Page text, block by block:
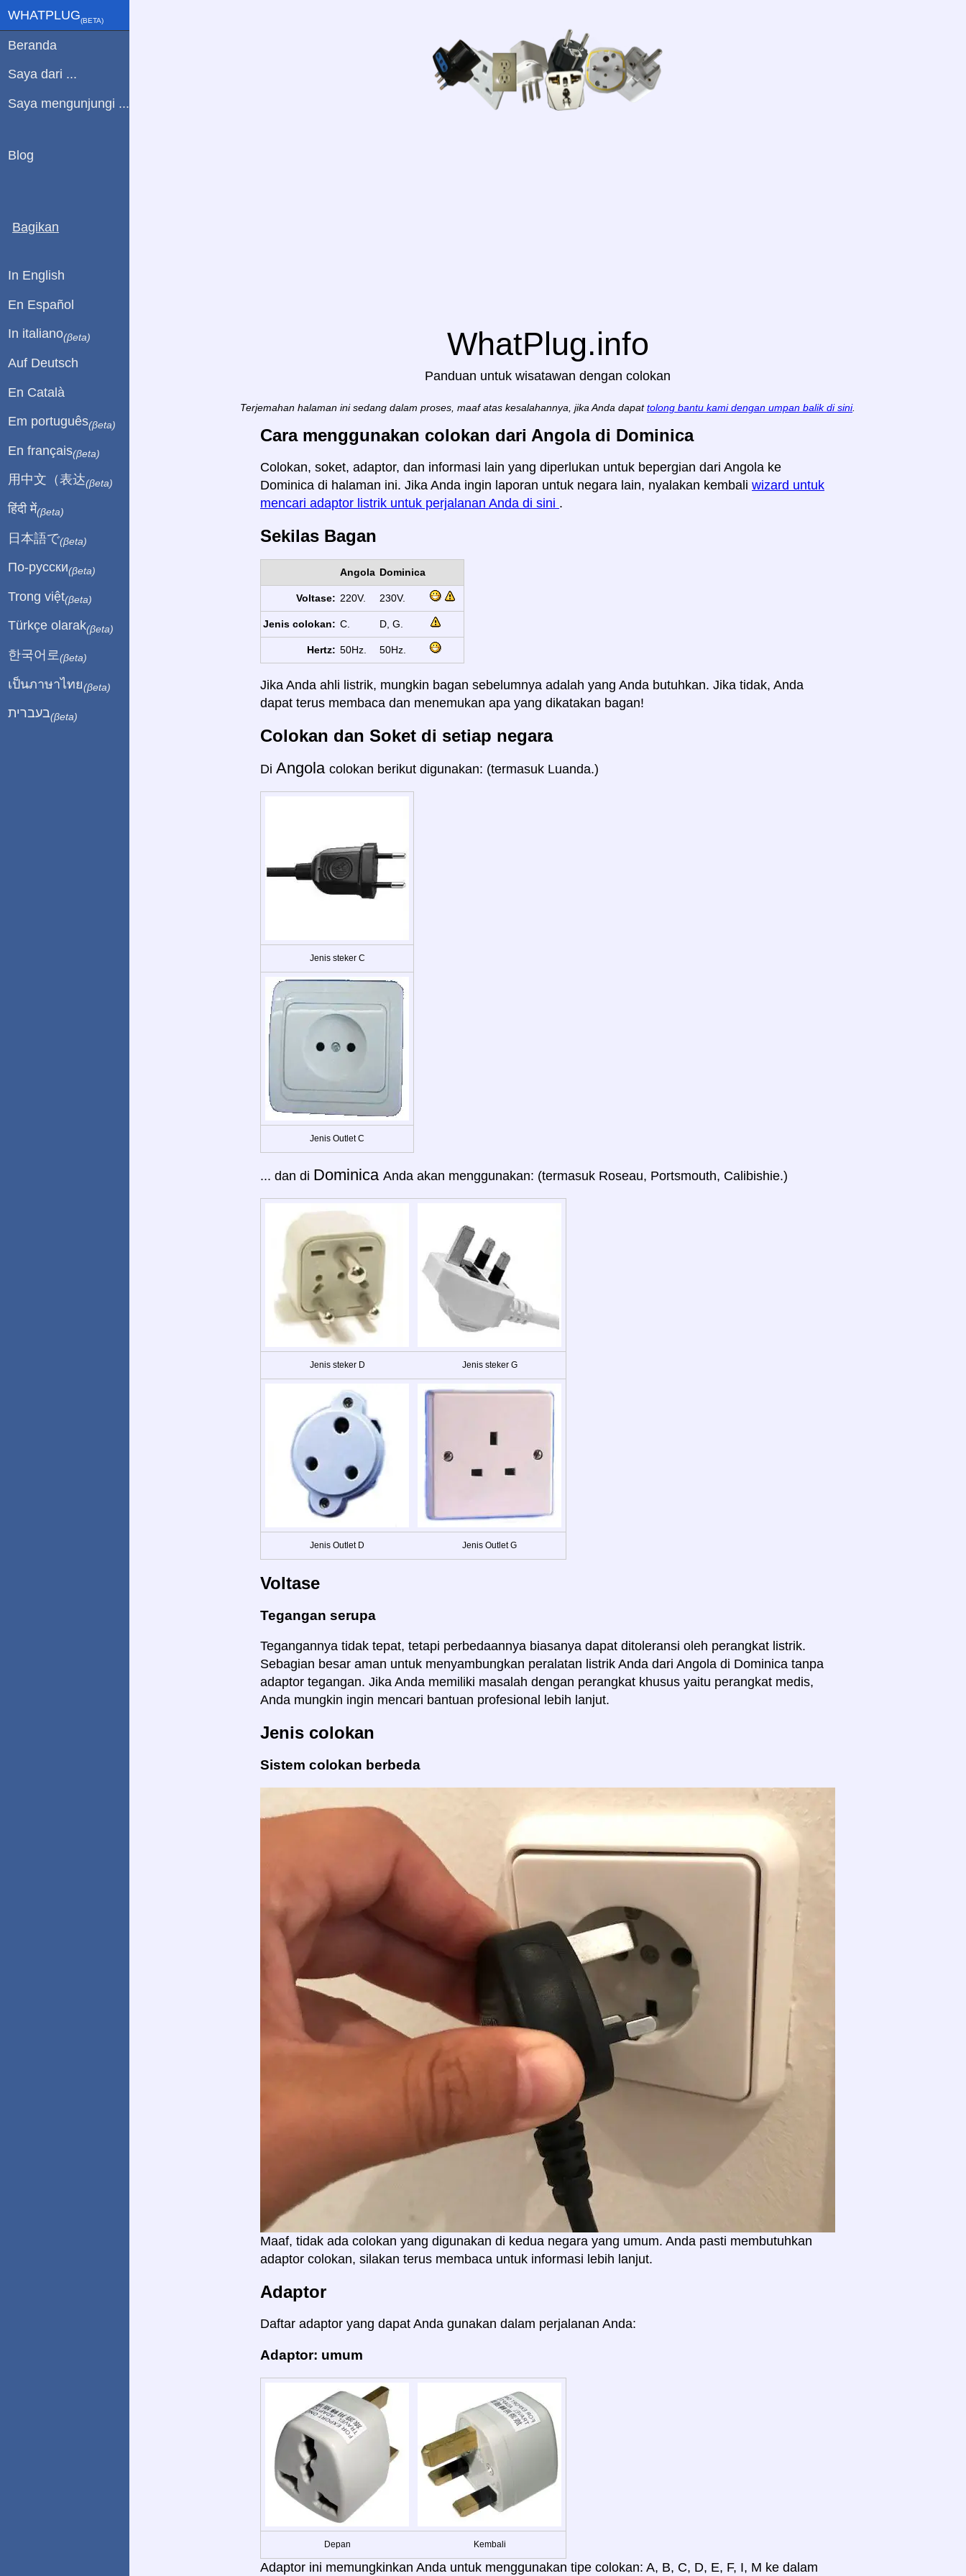
WhatPlug.info
Panduan untuk wisatawan dengan colokan
Terjemahan halaman ini sedang dalam proses, maaf atas kesalahannya, jika Anda dapat tolong bantu kami dengan umpan balik di sini.
Cara menggunakan colokan dari Angola di Dominica
Colokan, soket, adaptor, dan informasi lain yang diperlukan untuk bepergian dari Angola ke
Dominica di halaman ini. Jika Anda ingin laporan untuk negara lain, nyalakan kembali wizard untuk
mencari adaptor listrik untuk perjalanan Anda di sini .
Sekilas Bagan
Angola Dominica
Voltase: 220V. 230V.
Jenis colokan: C. D, G.
Hertz: 50Hz. 50Hz.
Jika Anda ahli listrik, mungkin bagan sebelumnya adalah yang Anda butuhkan. Jika tidak, Anda
dapat terus membaca dan menemukan apa yang dikatakan bagan!
Colokan dan Soket di setiap negara
Di Angola colokan berikut digunakan: (termasuk Luanda.)
Jenis steker C
Jenis Outlet C
... dan di Dominica Anda akan menggunakan: (termasuk Roseau, Portsmouth, Calibishie.)
Jenis steker D Jenis steker G
Jenis Outlet D Jenis Outlet G
Voltase
Tegangan serupa
Tegangannya tidak tepat, tetapi perbedaannya biasanya dapat ditoleransi oleh perangkat listrik.
Sebagian besar aman untuk menyambungkan peralatan listrik Anda dari Angola di Dominica tanpa
adaptor tegangan. Jika Anda memiliki masalah dengan perangkat khusus yaitu perangkat medis,
Anda mungkin ingin mencari bantuan profesional lebih lanjut.
Jenis colokan
Sistem colokan berbeda
Maaf, tidak ada colokan yang digunakan di kedua negara yang umum. Anda pasti membutuhkan
adaptor colokan, silakan terus membaca untuk informasi lebih lanjut.
Adaptor
Daftar adaptor yang dapat Anda gunakan dalam perjalanan Anda:
Adaptor: umum
Depan Kembali
Adaptor ini memungkinkan Anda untuk menggunakan tipe colokan: A, B, C, D, E, F, I, M ke dalam
WHATPLUG(ΒETA)
Beranda
Saya dari ...
Saya mengunjungi ...
Blog
Bagikan
In English
En Español
In italiano(βeta)
Auf Deutsch
En Català
Em português(βeta)
En français(βeta)
用中文（表达(βeta)
हिंदी में(βeta)
日本語で(βeta)
По-русски(βeta)
Trong việt(βeta)
Türkçe olarak(βeta)
한국어로 (βeta)
เป็นภาษาไทย(βeta)
בעברית(βeta)